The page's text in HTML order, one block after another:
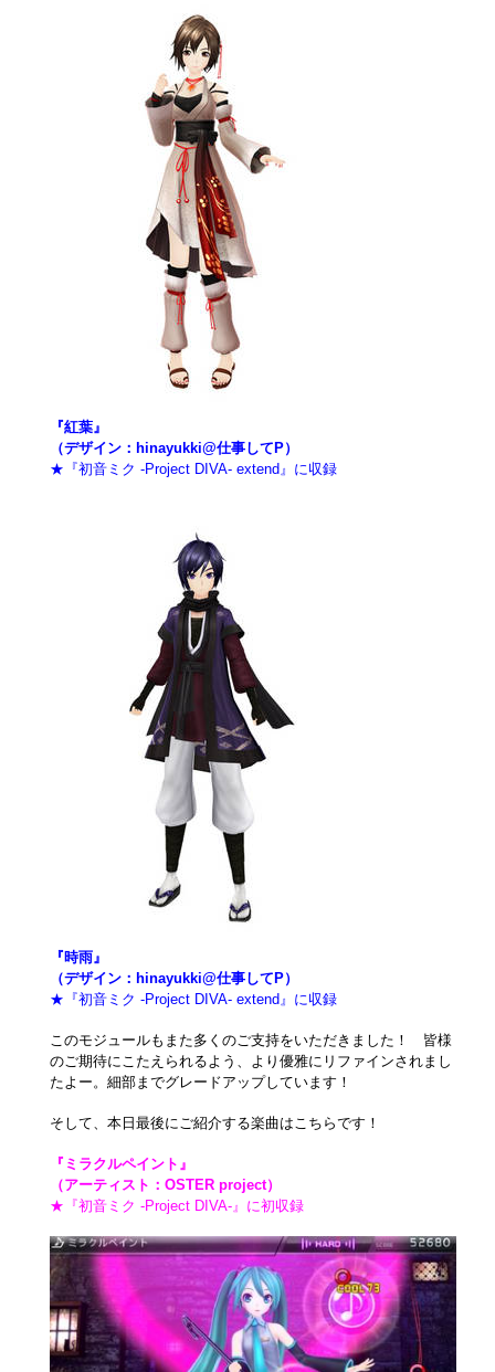
『紅葉』
（デザイン：hinayukki@仕事してP）
★『初音ミク -Project DIVA- extend』に収録
『時雨』
（デザイン：hinayukki@仕事してP）
★『初音ミク -Project DIVA- extend』に収録
このモジュールもまた多くのご支持をいただきました！ 皆様
のご期待にこたえられるよう、より優雅にリファインされまし
たよー。細部までグレードアップしています！
そして、本日最後にご紹介する楽曲はこちらです！
『ミラクルペイント』
（アーティスト：OSTER project）
★『初音ミク -Project DIVA-』に初収録